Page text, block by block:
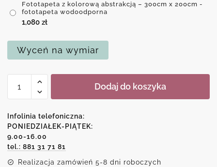
Fototapeta z kolorową abstrakcją – 300cm x 200cm -
fototapeta wodoodporna
1,080 zł
Wyceń na wymiar
Fototapeta
kolorową
abstrakcją
Dodaj do koszyka
Infolinia telefoniczna:
PONIEDZIAŁEK-PIĄTEK:
9.00-16.00
tel.: 881 31 71 81
Realizacja zamówień 5-8 dni roboczych